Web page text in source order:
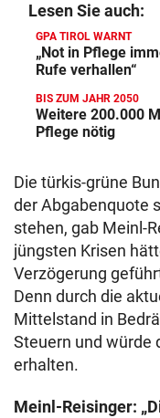
Lesen Sie auch:
GPA TIROL WARNT
„Not in Pflege
Rufe verhallen“
BIS ZUM JAHR 2050
Weitere 200.000
Pflege nötig
Die türkis-grüne
der Abgabenquote
stehen, gab Meinl-
jüngsten Krisen
Verzögerung
Denn durch die
Mittelstand in
Steuern und würde
erhalten.
Meinl-Reisinger: